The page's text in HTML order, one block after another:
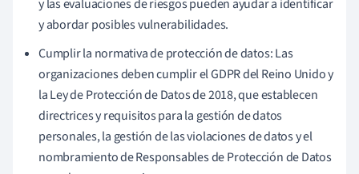
y las evaluaciones de riesgos pueden ayudar a identificar
y abordar posibles vulnerabilidades.
Cumplir la normativa de protección de datos: Las
organizaciones deben cumplir el GDPR del Reino Unido y
la Ley de Protección de Datos de 2018, que establecen
directrices y requisitos para la gestión de datos
personales, la gestión de las violaciones de datos y el
nombramiento de Responsables de Protección de Datos